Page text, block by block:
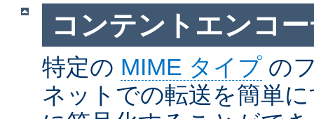
コンテントエンコ
特定の MIME タイプ の
ネットでの転送を簡単